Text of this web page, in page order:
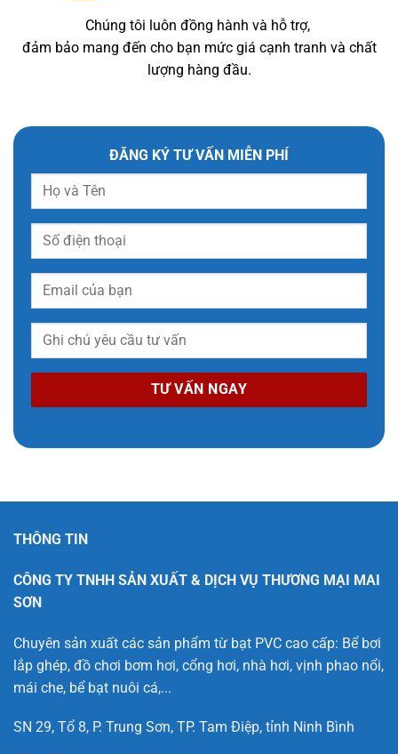
Chúng tôi luôn đồng hành và hỗ trợ,
đảm bảo mang đến cho bạn mức giá cạnh tranh và chất
lượng hàng đầu.
ĐĂNG KÝ TƯ VẤN MIỄN PHÍ
THÔNG TIN
CÔNG TY TNHH SẢN XUẤT & DỊCH VỤ THƯƠNG MẠI MAI
SƠN
Chuyên sản xuất các sản phẩm từ bạt PVC cao cấp: Bể bơi
lắp ghép, đồ chơi bơm hơi, cổng hơi, nhà hơi, vịnh phao nổi,
mái che, bể bạt nuôi cá,...
SN 29, Tổ 8, P. Trung Sơn, TP. Tam Điệp, tỉnh Ninh Bình